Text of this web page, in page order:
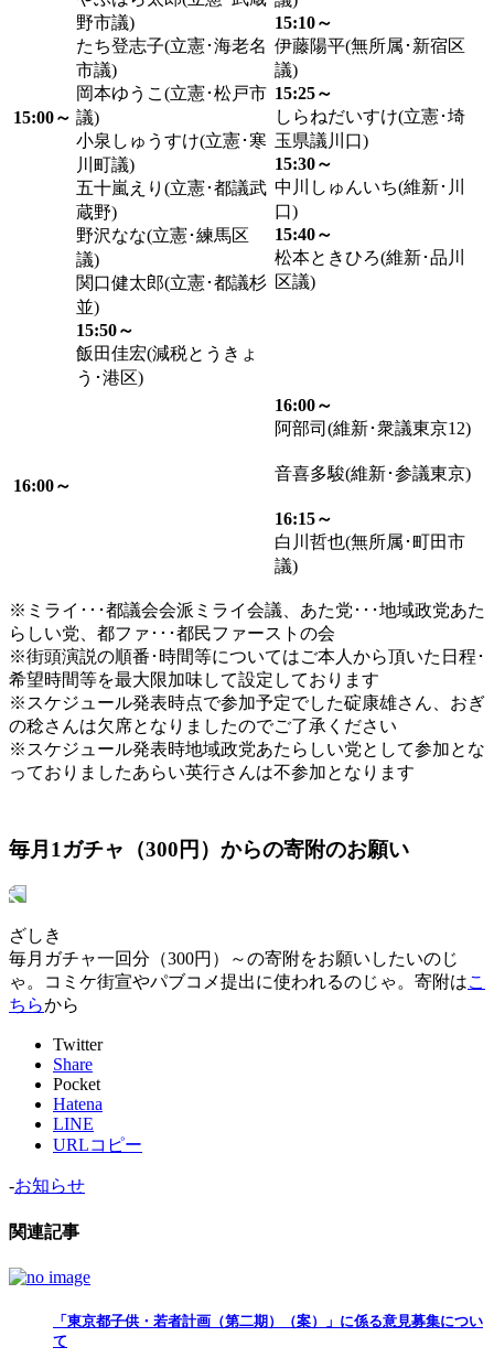
15:00～
野市議)
たち登志子(立憲･海老名
市議)
岡本ゆうこ(立憲･松戸市
議)
小泉しゅうすけ(立憲･寒
川町議)
五十嵐えり(立憲･都議武
蔵野)
野沢なな(立憲･練馬区
議)
関口健太郎(立憲･都議杉
並)
15:50～
飯田佳宏(減税とうきょ
う･港区)
15:10～
伊藤陽平(無所属･新宿区
議)
15:25～
しらねだいすけ(立憲･埼
玉県議川口)
15:30～
中川しゅんいち(維新･川
口)
15:40～
松本ときひろ(維新･品川
区議)
16:00～
16:00～
阿部司(維新･衆議東京12)
音喜多駿(維新･参議東京)
16:15～
白川哲也(無所属･町田市
議)
※ミライ･･･都議会会派ミライ会議、あた党･･･地域政党あた
らしい党、都ファ･･･都民ファーストの会
※街頭演説の順番･時間等についてはご本人から頂いた日程･
希望時間等を最大限加味して設定しております
※スケジュール発表時点で参加予定でした碇康雄さん、おぎ
の稔さんは欠席となりましたのでご了承ください
※スケジュール発表時地域政党あたらしい党として参加とな
っておりましたあらい英行さんは不参加となります
毎月1ガチャ（300円）からの寄附のお願い
ざしき
毎月ガチャ一回分（300円）～の寄附をお願いしたいのじ
ゃ。コミケ街宣やパブコメ提出に使われるのじゃ。寄附はこ
ちらから
Twitter
Share
Pocket
Hatena
LINE
URLコピー
-お知らせ
関連記事
「東京都子供・若者計画（第二期）（案）」に係る意見募集につい
て